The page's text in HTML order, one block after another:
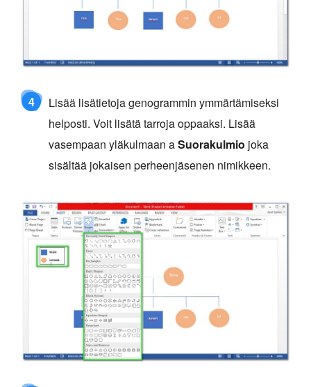
4
Lisää lisätietoja genogrammin ymmärtämiseksi
helposti. Voit lisätä tarroja oppaaksi. Lisää
vasempaan yläkulmaan aSuorakulmio joka
sisältää jokaisen perheenjäsenen nimikkeen.